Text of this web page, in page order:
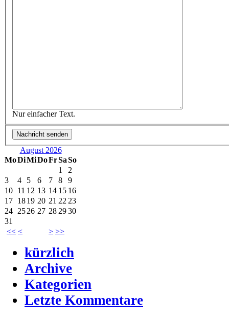
Nur einfacher Text.
August 2026
MoDiMiDoFrSaSo
<< < > >>
1
2
3
4 5 6 7 8
9
10 11 12 13 14 15 16
17 1819 20 21 22 23
24 2526 27 28 2930
31
kürzlich
Archive
Kategorien
Letzte Kommentare